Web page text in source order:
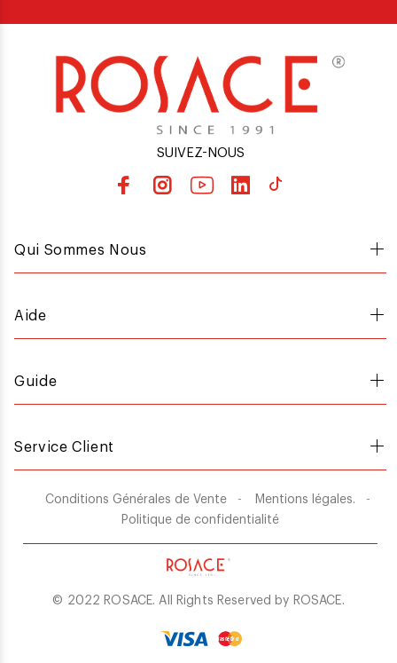
SUIVEZ-NOUS
Qui Sommes Nous
Aide
Guide
Service Client
Conditions Générales de Vente
Mentions légales.
Politique de confidentialité
© 2022 ROSACE. All Rights Reserved by ROSACE.